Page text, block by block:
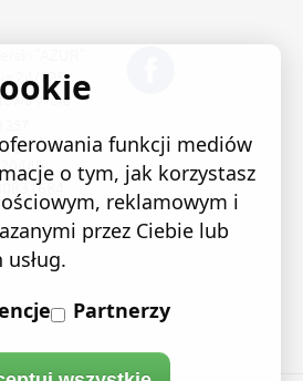
24/105
Wola
funkcji mediów
o tym, jak korzystasz
reklamowym i
przez Ciebie lub
Partnerzy